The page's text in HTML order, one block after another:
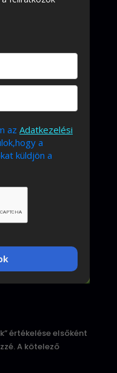
az Adatkezelési
a
küldjön a
értékelése elsőként
A kötelező